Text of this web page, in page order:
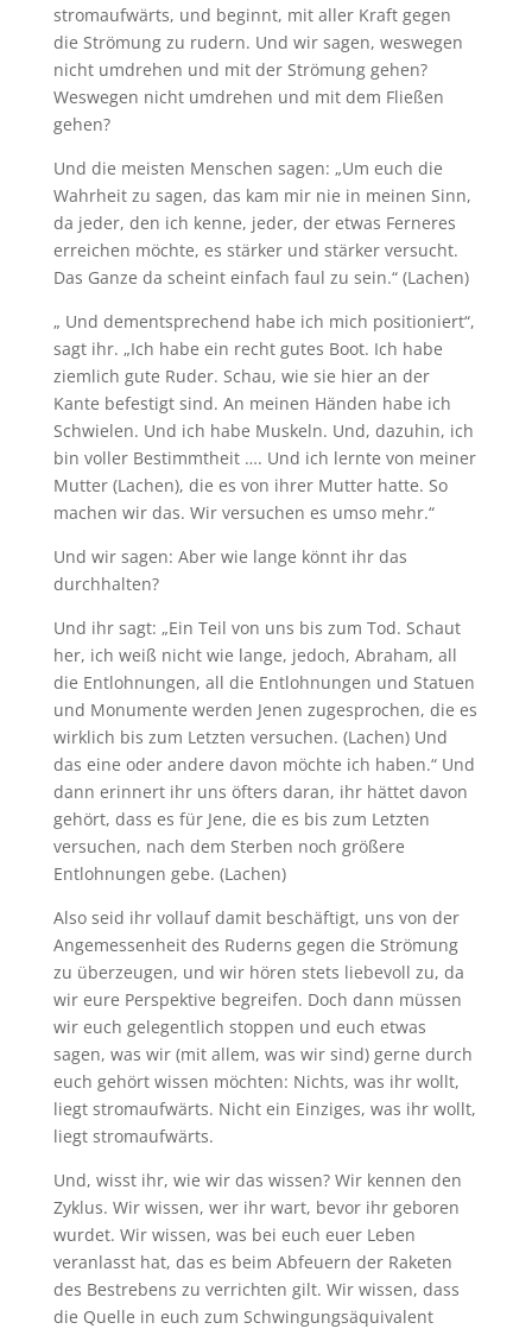
stromaufwärts, und beginnt, mit aller Kraft gegen
die Strömung zu rudern. Und wir sagen, weswegen
nicht umdrehen und mit der Strömung gehen?
Weswegen nicht umdrehen und mit dem Fließen
gehen?
Und die meisten Menschen sagen: „Um euch die
Wahrheit zu sagen, das kam mir nie in meinen Sinn,
da jeder, den ich kenne, jeder, der etwas Ferneres
erreichen möchte, es stärker und stärker versucht.
Das Ganze da scheint einfach faul zu sein.“ (Lachen)
„ Und dementsprechend habe ich mich positioniert“,
sagt ihr. „Ich habe ein recht gutes Boot. Ich habe
ziemlich gute Ruder. Schau, wie sie hier an der
Kante befestigt sind. An meinen Händen habe ich
Schwielen. Und ich habe Muskeln. Und, dazuhin, ich
bin voller Bestimmtheit …. Und ich lernte von meiner
Mutter (Lachen), die es von ihrer Mutter hatte. So
machen wir das. Wir versuchen es umso mehr.“
Und wir sagen: Aber wie lange könnt ihr das
durchhalten?
Und ihr sagt: „Ein Teil von uns bis zum Tod. Schaut
her, ich weiß nicht wie lange, jedoch, Abraham, all
die Entlohnungen, all die Entlohnungen und Statuen
und Monumente werden Jenen zugesprochen, die es
wirklich bis zum Letzten versuchen. (Lachen) Und
das eine oder andere davon möchte ich haben.“ Und
dann erinnert ihr uns öfters daran, ihr hättet davon
gehört, dass es für Jene, die es bis zum Letzten
versuchen, nach dem Sterben noch größere
Entlohnungen gebe. (Lachen)
Also seid ihr vollauf damit beschäftigt, uns von der
Angemessenheit des Ruderns gegen die Strömung
zu überzeugen, und wir hören stets liebevoll zu, da
wir eure Perspektive begreifen. Doch dann müssen
wir euch gelegentlich stoppen und euch etwas
sagen, was wir (mit allem, was wir sind) gerne durch
euch gehört wissen möchten: Nichts, was ihr wollt,
liegt stromaufwärts. Nicht ein Einziges, was ihr wollt,
liegt stromaufwärts.
Und, wisst ihr, wie wir das wissen? Wir kennen den
Zyklus. Wir wissen, wer ihr wart, bevor ihr geboren
wurdet. Wir wissen, was bei euch euer Leben
veranlasst hat, das es beim Abfeuern der Raketen
des Bestrebens zu verrichten gilt. Wir wissen, dass
die Quelle in euch zum Schwingungsäquivalent